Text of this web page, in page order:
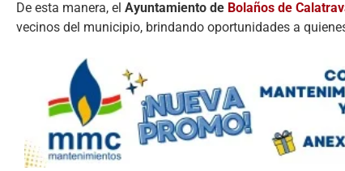
De esta manera, el Ayuntamiento de Bolaños de
vecinos del municipio, brindando oportunidades a